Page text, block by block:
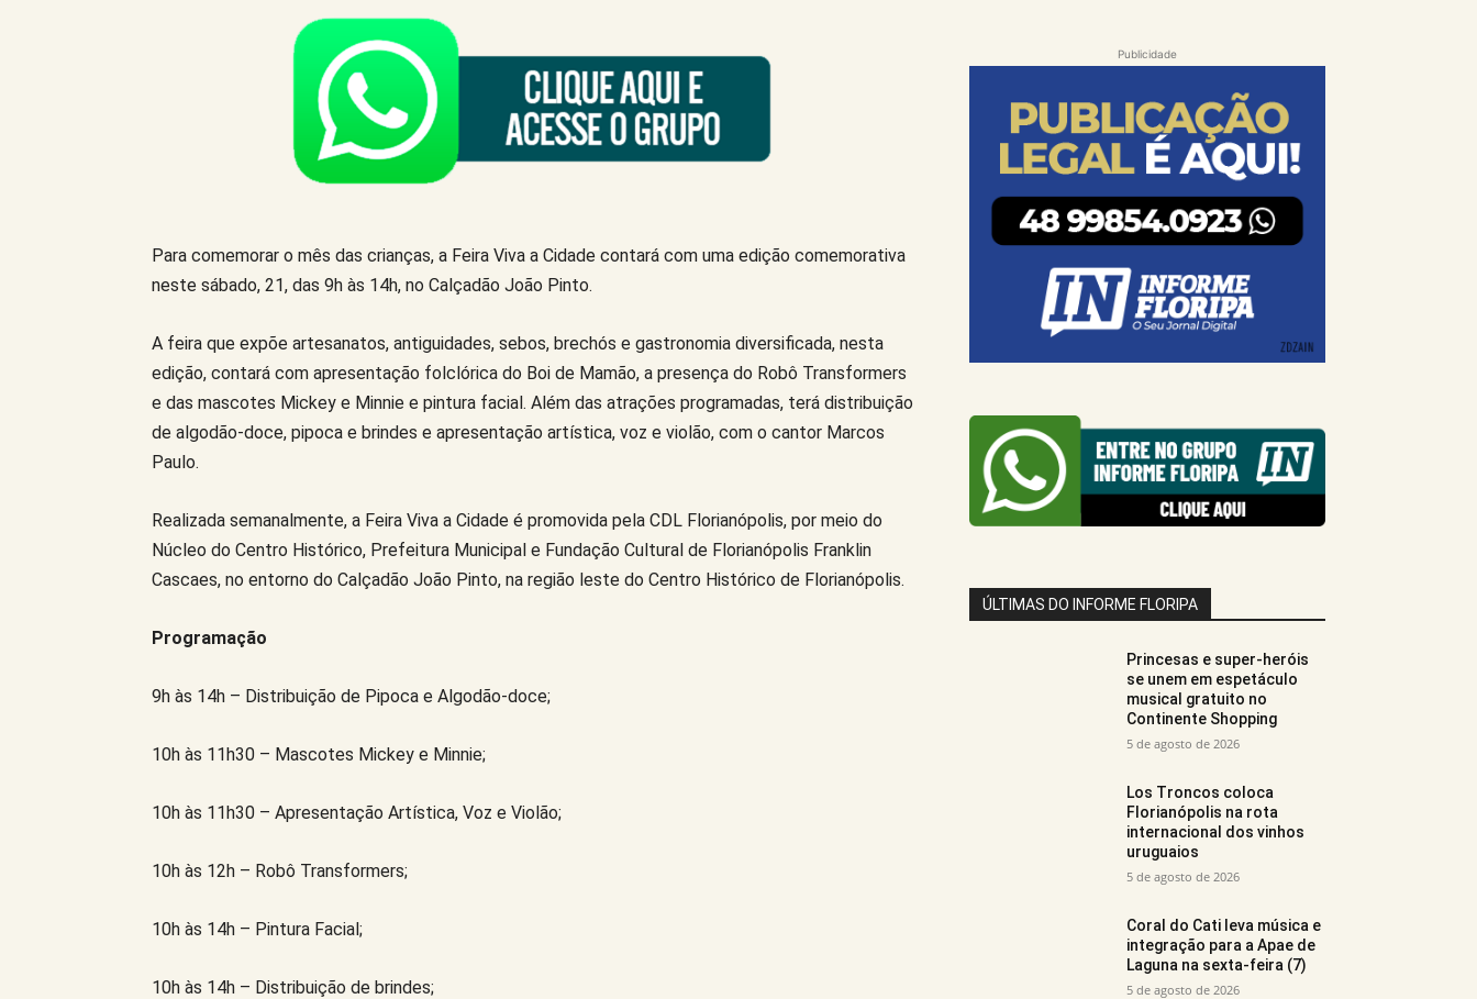
Para comemorar o mês das crianças, a Feira Viva a Cidade contará com uma edição comemorativa
neste sábado, 21, das 9h às 14h, no Calçadão João Pinto.
A feira que expõe artesanatos, antiguidades, sebos, brechós e gastronomia diversificada, nesta
edição, contará com apresentação folclórica do Boi de Mamão, a presença do Robô Transformers
e das mascotes Mickey e Minnie e pintura facial. Além das atrações programadas, terá distribuição
de algodão-doce, pipoca e brindes e apresentação artística, voz e violão, com o cantor Marcos
Paulo.
Realizada semanalmente, a Feira Viva a Cidade é promovida pela CDL Florianópolis, por meio do
Núcleo do Centro Histórico, Prefeitura Municipal e Fundação Cultural de Florianópolis Franklin
Cascaes, no entorno do Calçadão João Pinto, na região leste do Centro Histórico de Florianópolis.
Programação
9h às 14h – Distribuição de Pipoca e Algodão-doce;
10h às 11h30 – Mascotes Mickey e Minnie;
10h às 11h30 – Apresentação Artística, Voz e Violão;
10h às 12h – Robô Transformers;
10h às 14h – Pintura Facial;
10h às 14h – Distribuição de brindes;
Publicidade
ÚLTIMAS DO INFORME FLORIPA
Princesas e super-heróis
se unem em espetáculo
musical gratuito no
Continente Shopping
5 de agosto de 2026
Los Troncos coloca
Florianópolis na rota
internacional dos vinhos
uruguaios
5 de agosto de 2026
Coral do Cati leva música e
integração para a Apae de
Laguna na sexta-feira (7)
5 de agosto de 2026